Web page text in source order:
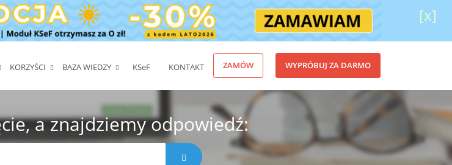
[x]
KORZYŚCI BAZA WIEDZY KSeF KONTAKT ZAMÓW WYPRÓBUJ ZA DARMO
a znajdziemy odpowiedź: